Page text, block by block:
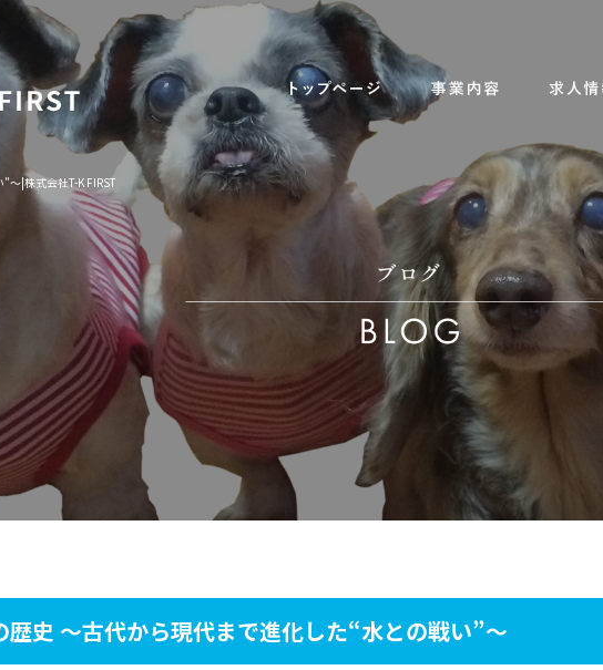
～|株式会社T-K FIRST
歴史 ～古代から現代まで進化した“水との戦い”～